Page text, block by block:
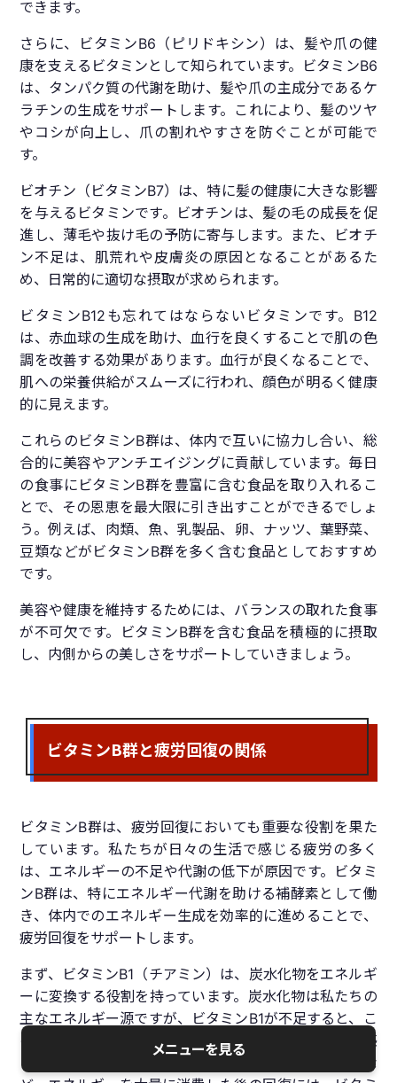
できます。
さらに、ビタミンB6（ピリドキシン）は、髪や爪の健
康を支えるビタミンとして知られています。ビタミンB6
は、タンパク質の代謝を助け、髪や爪の主成分であるケ
ラチンの生成をサポートします。これにより、髪のツヤ
やコシが向上し、爪の割れやすさを防ぐことが可能で
す。
ビオチン（ビタミンB7）は、特に髪の健康に大きな影響
を与えるビタミンです。ビオチンは、髪の毛の成長を促
進し、薄毛や抜け毛の予防に寄与します。また、ビオチ
ン不足は、肌荒れや皮膚炎の原因となることがあるた
め、日常的に適切な摂取が求められます。
ビタミンB12も忘れてはならないビタミンです。B12
は、赤血球の生成を助け、血行を良くすることで肌の色
調を改善する効果があります。血行が良くなることで、
肌への栄養供給がスムーズに行われ、顔色が明るく健康
的に見えます。
これらのビタミンB群は、体内で互いに協力し合い、総
合的に美容やアンチエイジングに貢献しています。毎日
の食事にビタミンB群を豊富に含む食品を取り入れるこ
とで、その恩恵を最大限に引き出すことができるでしょ
う。例えば、肉類、魚、乳製品、卵、ナッツ、葉野菜、
豆類などがビタミンB群を多く含む食品としておすすめ
です。
美容や健康を維持するためには、バランスの取れた食事
が不可欠です。ビタミンB群を含む食品を積極的に摂取
し、内側からの美しさをサポートしていきましょう。
ビタミンB群と疲労回復の関係
ビタミンB群は、疲労回復においても重要な役割を果た
しています。私たちが日々の生活で感じる疲労の多く
は、エネルギーの不足や代謝の低下が原因です。ビタミ
ンB群は、特にエネルギー代謝を助ける補酵素として働
き、体内でのエネルギー生成を効率的に進めることで、
疲労回復をサポートします。
まず、ビタミンB1（チアミン）は、炭水化物をエネルギ
ーに変換する役割を持っています。炭水化物は私たちの
主なエネルギー源ですが、ビタミンB1が不足すると、こ
の変換過程がスムーズに行われず、エネルギー不足を感
じやすくなります。特に、運動後や長時間の勉強の後な
メニューを見る